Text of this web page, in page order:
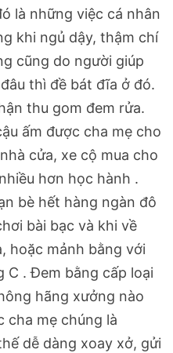
là những việc cá nhân
khi ngủ dậy, thậm chí
cũng do người giúp
thì đề bát đĩa ở đó.
thu gom đem rửa.
ấm được cha mẹ cho
cửa, xe cộ mua cho
hơn học hành .
bè hết hàng ngàn đô
bài bạc và khi về
hoặc mảnh bằng với
C . Đem bằng cấp loại
hãng xưởng nào
cha mẹ chúng là
dễ dàng xoay xở, gửi